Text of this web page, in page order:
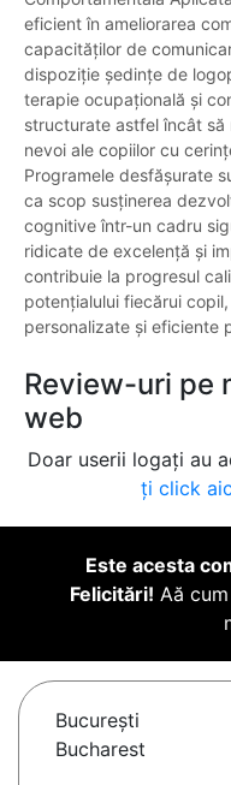
eficient în ameliorarea
capacităților de
dispoziție ședințe de
terapie ocupațională și
structurate astfel încât
nevoi ale copiilor cu
Programele desfășurate
ca scop susținerea
cognitive într-un cadru
ridicate de excelență și
contribuie la progresul
potențialului fiecărui
personalizate și eficiente
Review-uri pe
web
Doar userii logați au
ți click
Este acesta
Felicitări! Aă
Bucureşti
Bucharest